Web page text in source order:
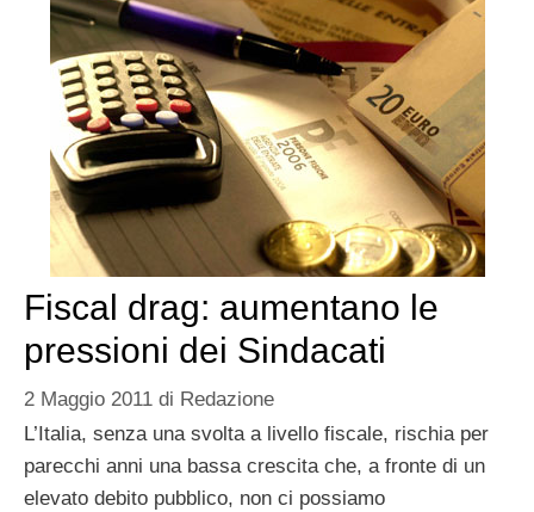
Fiscal drag: aumentano le
pressioni dei Sindacati
2 Maggio 2011 di Redazione
L’Italia, senza una svolta a livello fiscale, rischia per
parecchi anni una bassa crescita che, a fronte di un
elevato debito pubblico, non ci possiamo